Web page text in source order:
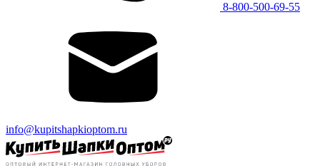
8-800-500-69-55
info@kupitshapkioptom.ru